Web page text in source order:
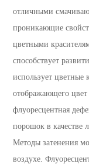
отличными
проникающие
цветными
способствует
использует цветные
отображающего цвет
флуоресцентная
порошок в качестве
Методы затенения
воздухе.